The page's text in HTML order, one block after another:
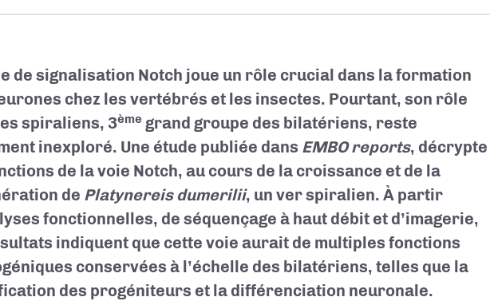
de signalisation Notch joue un rôle crucial dans la formation
chez les vertébrés et les insectes. Pourtant, son rôle
spiraliens, 3ème grand groupe des bilatériens, reste
inexploré. Une étude publiée dans EMBO reports, décrypte
de la voie Notch, au cours de la croissance et de la
de Platynereis dumerilii, un ver spiralien. À partir
fonctionnelles, de séquençage à haut débit et d’imagerie,
indiquent que cette voie aurait de multiples fonctions
conservées à l’échelle des bilatériens, telles que la
des progéniteurs et la différenciation neuronale.